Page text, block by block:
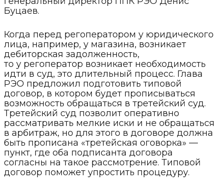
Буцаев.
Когда перед регоператором у юридического
лица, например, у магазина, возникает
дебиторская задолженность,
то у регоператор возникает необходимость
идти в суд, это длительный процесс. Глава
РЭО предложил подготовить типовой
договор, в котором будет прописываться
возможность обращаться в третейский суд.
Третейский суд позволит оперативно
рассматривать мелкие иски и не обращаться
в арбитраж, но для этого в договоре должна
быть прописана «третейская оговорка» —
пункт, где оба подписанта договора
согласны на такое рассмотрение. Типовой
договор поможет упростить процедуру.